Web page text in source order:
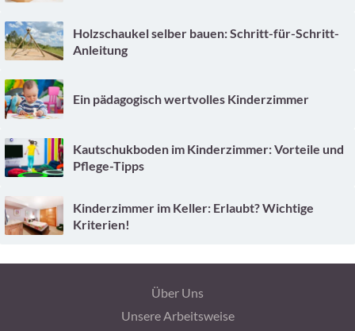
Holzschaukel selber bauen: Schritt-für-Schritt-
Anleitung
Ein pädagogisch wertvolles Kinderzimmer
Kautschukboden im Kinderzimmer: Vorteile und
Pflege-Tipps
Kinderzimmer im Keller: Erlaubt? Wichtige
Kriterien!
Über Uns
Unsere Arbeitsweise